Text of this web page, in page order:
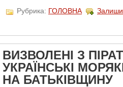
Рубрика: ГОЛОВНА
ВИЗВОЛЕНІ З
УКРАЇНСЬКІ
НА БАТЬКІВЩИНУ